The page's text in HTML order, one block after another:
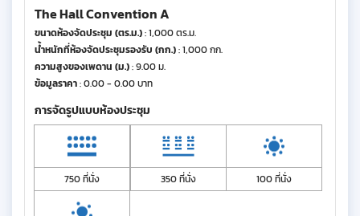
The Hall Convention A
ขนาดห้องจัดประชุม (ตร.ม.): 1,000 ตร.ม.
น้ำหนักที่ห้องจัดประชุมรองรับ (กก.): 1,000 กก.
ความสูงของเพดาน (ม.): 9.00 ม.
ข้อมูลราคา: 0.00 - 0.00 บาท
การจัดรูปแบบห้องประชุม
750 ที่นั่ง 350 ที่นั่ง 100 ที่นั่ง